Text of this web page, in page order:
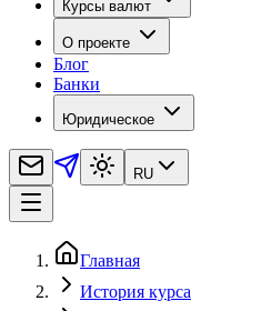
Курсы валют
О проекте
Блог
Банки
Юридическое
RU
Главная
История курса